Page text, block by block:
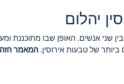
יהלום
שני אנשים. האופן שבו מתוכננת
של טבעות אירוסין. המאמר